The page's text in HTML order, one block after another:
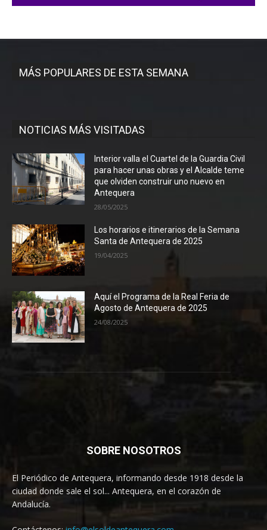
MÁS POPULARES DE ESTA SEMANA
NOTICIAS MÁS VISITADAS
Interior valla el Cuartel de la Guardia Civil
para hacer unas obras y el Alcalde teme
que olviden construir uno nuevo en
Antequera
28/05/2025
Los horarios e itinerarios de la Semana
Santa de Antequera de 2025
19/04/2025
Aquí el Programa de la Real Feria de
Agosto de Antequera de 2025
24/08/2025
SOBRE NOSOTROS
El Periódico de Antequera, informando desde 1918 desde la
ciudad donde sale el sol... Antequera, en el corazón de
Andalucía.